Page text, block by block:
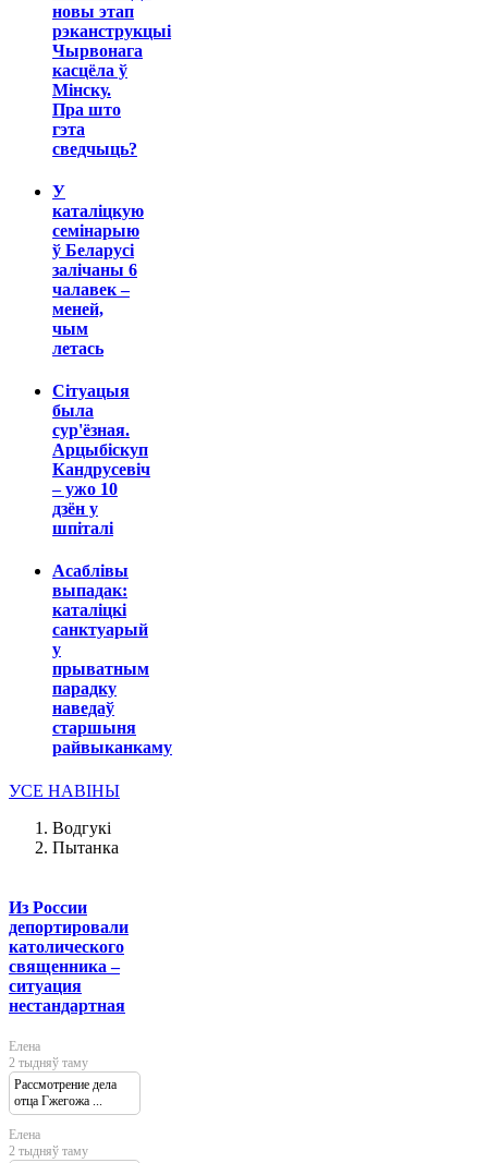
новы этап
рэканструкцыі
Чырвонага
касцёла ў
Мінску.
Пра што
гэта
сведчыць?
У
каталіцкую
семінарыю
ў Беларусі
залічаны 6
чалавек –
меней,
чым
летась
Сітуацыя
была
сур'ёзная.
Арцыбіскуп
Кандрусевіч
– ужо 10
дзён у
шпіталі
Асаблівы
выпадак:
каталіцкі
санктуарый
у
прыватным
парадку
наведаў
старшыня
райвыканкаму
УСЕ НАВІНЫ
Водгукі
Пытанка
Из России
депортировали
католического
священника –
ситуация
нестандартная
Елена
2 тыдняў таму
Рассмотрение дела
отца Гжегожа ...
Елена
2 тыдняў таму